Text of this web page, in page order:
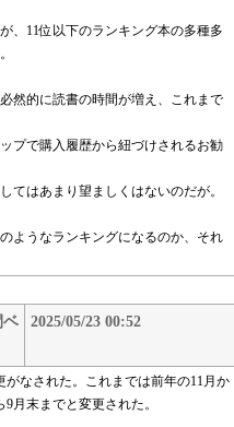
、11位以下のランキング本の多種多
然的に読書の時間が増え、これまで
プで購入履歴から紐づけされるお勧
てはあまり望ましくはないのだが。
ようなランキングになるのか、それ
ベ
2025/05/23 00:52
がなされた。これまでは前年の11月か
月末までと変更された。